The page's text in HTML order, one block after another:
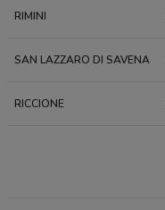
RIMINI
SAN LAZZARO DI SAVENA
RICCIONE